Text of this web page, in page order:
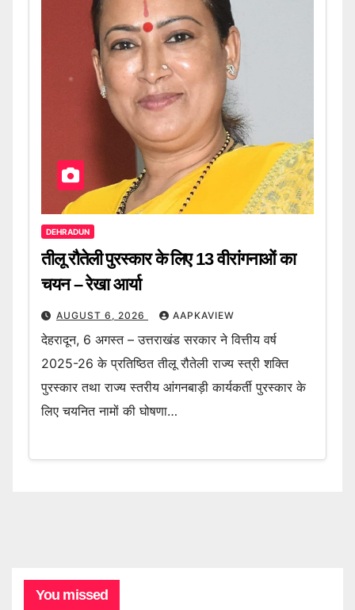
DEHRADUN
तीलू रौतेली पुरस्कार के लिए 13 वीरांगनाओं का
चयन – रेखा आर्या
AUGUST 6, 2026 AAPKAVIEW
देहरादून, 6 अगस्त – उत्तराखंड सरकार ने वित्तीय वर्ष
2025-26 के प्रतिष्ठित तीलू रौतेली राज्य स्त्री शक्ति
पुरस्कार तथा राज्य स्तरीय आंगनबाड़ी कार्यकर्ती पुरस्कार के
लिए चयनित नामों की घोषणा…
You missed